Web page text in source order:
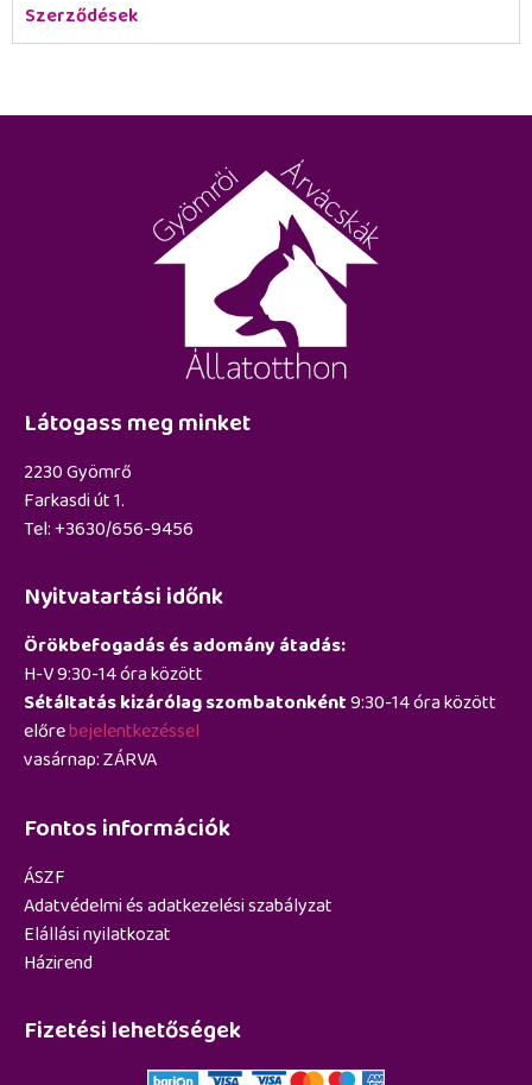
Szerződések
Látogass meg minket
2230 Gyömrő
Farkasdi út 1.
Tel: +3630/656-9456
Nyitvatartási időnk
Örökbefogadás és adomány átadás:
H-V 9:30-14 óra között
Sétáltatás kizárólag szombatonként9:30-14 óra között
előrebejelentkezéssel
vasárnap: ZÁRVA
Fontos információk
ÁSZF
Adatvédelmi és adatkezelési szabályzat
Elállási nyilatkozat
Házirend
Fizetési lehetőségek